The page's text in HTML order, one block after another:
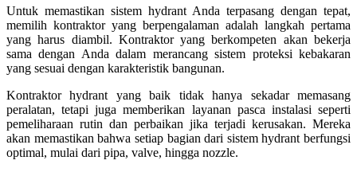
Untuk memastikan sistem hydrant Anda terpasang dengan tepat,
memilih kontraktor yang berpengalaman adalah langkah pertama
yang harus diambil. Kontraktor yang berkompeten akan bekerja
sama dengan Anda dalam merancang sistem proteksi kebakaran
yang sesuai dengan karakteristik bangunan.
Kontraktor hydrant yang baik tidak hanya sekadar memasang
peralatan, tetapi juga memberikan layanan pasca instalasi seperti
pemeliharaan rutin dan perbaikan jika terjadi kerusakan. Mereka
akan memastikan bahwa setiap bagian dari sistem hydrant berfungsi
optimal, mulai dari pipa, valve, hingga nozzle.